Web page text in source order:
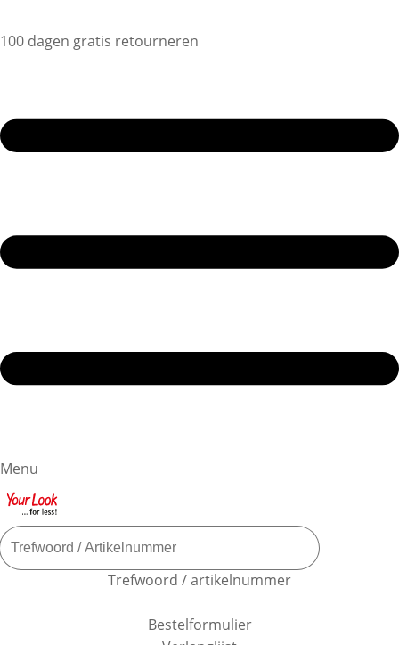
100 dagen gratis retourneren
Menu
Trefwoord / artikelnummer
Bestelformulier